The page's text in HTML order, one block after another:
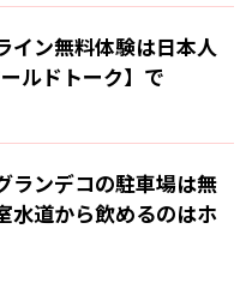
イン無料体験は日本人
ルドトーク】で
ランデコの駐車場は無
水道から飲めるのはホ